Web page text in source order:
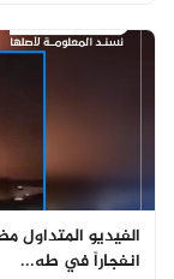
الفيديو
انفجاراً في طه...